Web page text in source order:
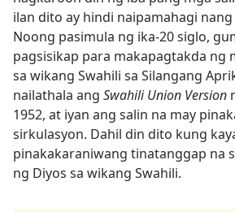
ilan dito ay hindi naipamahagi
Noong pasimula ng ika-20 siglo,
pagsisikap para makapagtakda ng
sa wikang Swahili sa Silangang
nailathala ang Swahili Union Version
1952, at iyan ang salin na may
sirkulasyon. Dahil din dito kung
pinakakaraniwang tinatanggap na
ng Diyos sa wikang Swahili.